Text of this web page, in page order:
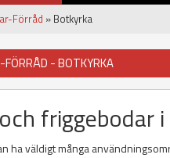
Förråd » Botkyrka
FÖRRÅD - BOTKYRKA
friggebodar
ha väldigt många